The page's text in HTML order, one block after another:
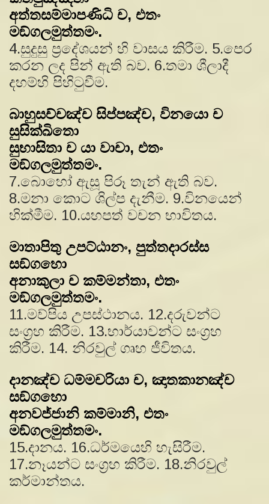
අත්තසම්මාපණිධි ච, එතං
මඞ්ගලමුත්තමං.
4.සුදුසු ප‍්‍රදේශයන් හි වාසය කිරීම. 5.පෙර
කරන ලද පින් ඇති බව. 6.තමා ශීලාදී
දහම්හි පිහිටුවීම.
බාහුසච්චඤ්ච සිප්පඤ්ච, විනයො ච
සුසික්ඛිතො
සුභාසිතා ච යා වාචා, එතං
මඞ්ගලමුත්තමං.
7.බොහෝ ඇසූ පිරූ තැන් ඇති බව.
8.මනා කොට ශිල්ප දැනීම. 9.විනයෙන්
හික්මීම. 10.යහපත් වචන භාවිතය.
මාතාපිතු උපට්ඨානං, පුත්තදාරස්ස
සඞ්ගහො
අනාකුලා ච කම්මන්තා, එතං
මඞ්ගලමුත්තමං.
11.මව්පිය උපස්ථානය. 12.දරුවන්ට
සංග‍්‍රහ කිරීම. 13.භාර්යාවන්ට සංග‍්‍රහ
කිරීම. 14. නිරවුල් ගෘහ ජීවිතය.
දානඤ්ච ධම්මචරියා ච, ඤාතකානඤ්ච
සඞ්ගහො
අනවජ්ජානි කම්මානි, එතං
මඞ්ගලමුත්තමං.
15.දානය. 16.ධර්මයෙහි හැසිරීම.
17.නෑයන්ට සංග‍්‍රහ කිරීම. 18.නිරවුල්
කර්මාන්තය.